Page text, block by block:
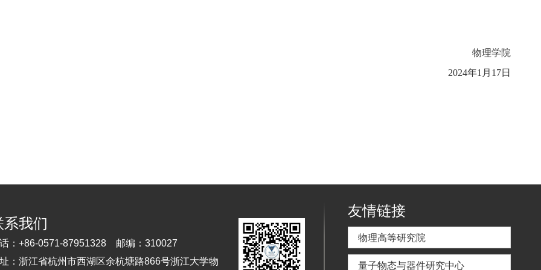
物理学院
2024年1月17日
系我们
： +86-0571-87951328 邮编： 310027
： 浙江省杭州市西湖区余杭塘路866号浙江大学物
友情链接
物理高等研究院
量子物态与器件研究中心